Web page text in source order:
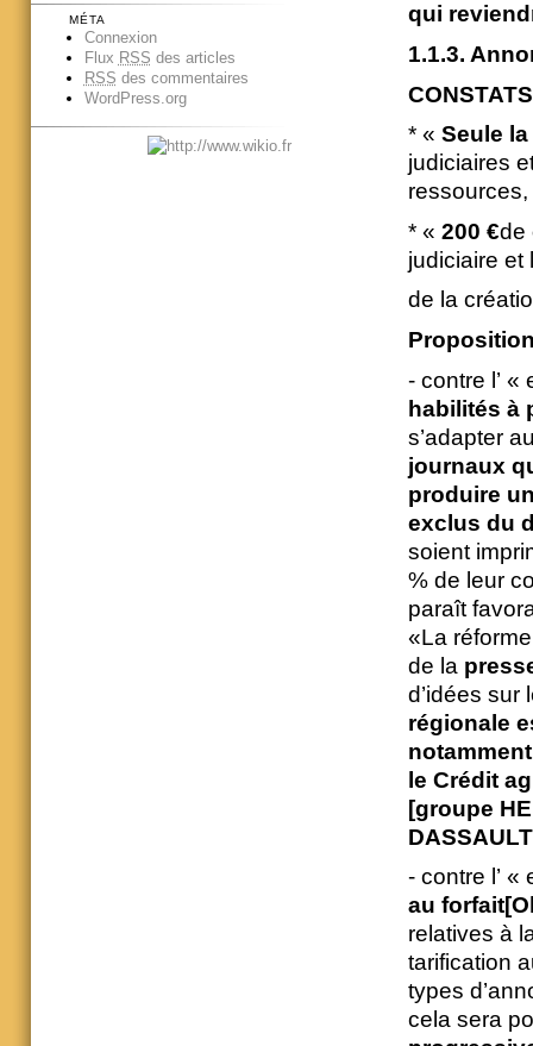
qui
1.1.3.
* « Seule
judiciaires
* « 200 €de
judiciaire et
de la
- contre l’ «
habilités à
s’adapter
journaux
produire
exclus du
soient
% de leur
paraît
«La
de la
d’idées sur
régionale
le Crédit
[groupe
- contre l’
au forfait
relatives à
tarification
types
cela sera
MÉTA
Connexion
Flux RSS des articles
RSS des commentaires
WordPress.org